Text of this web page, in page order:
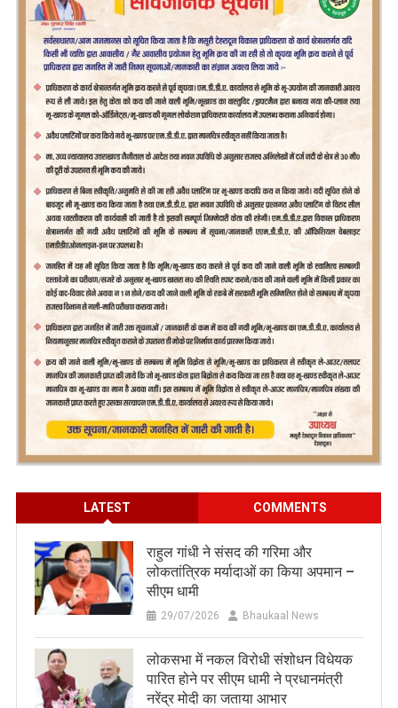
LATEST COMMENTS
राहुल गांधी ने संसद की गरिमा और
लोकतांत्रिक मर्यादाओं का किया अपमान –
सीएम धामी
29/07/2026 Bhaukaal News
लोकसभा में नकल विरोधी संशोधन विधेयक
पारित होने पर सीएम धामी ने प्रधानमंत्री
नरेंद्र मोदी का जताया आभार